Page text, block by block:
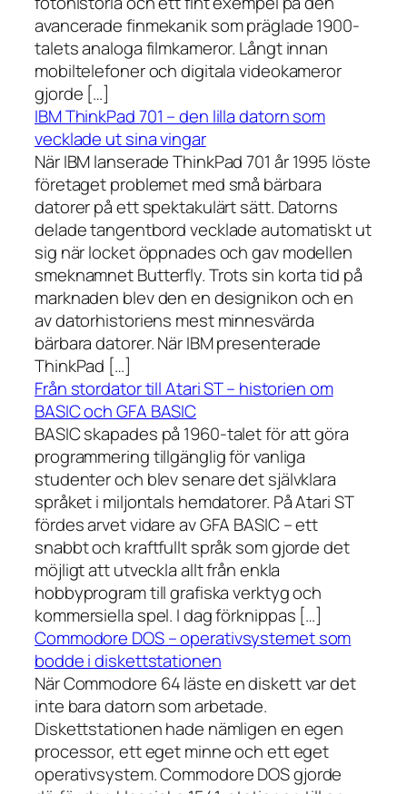
avancerade finmekanik som präglade 1900-
talets analoga filmkameror. Långt innan
mobiltelefoner och digitala videokameror
gjorde […]
IBM ThinkPad 701 – den lilla datorn som
vecklade ut sina vingar
När IBM lanserade ThinkPad 701 år 1995 löste
företaget problemet med små bärbara
datorer på ett spektakulärt sätt. Datorns
delade tangentbord vecklade automatiskt ut
sig när locket öppnades och gav modellen
smeknamnet Butterfly. Trots sin korta tid på
marknaden blev den en designikon och en
av datorhistoriens mest minnesvärda
bärbara datorer. När IBM presenterade
ThinkPad […]
Från stordator till Atari ST – historien om
BASIC och GFA BASIC
BASIC skapades på 1960-talet för att göra
programmering tillgänglig för vanliga
studenter och blev senare det självklara
språket i miljontals hemdatorer. På Atari ST
fördes arvet vidare av GFA BASIC – ett
snabbt och kraftfullt språk som gjorde det
möjligt att utveckla allt från enkla
hobbyprogram till grafiska verktyg och
kommersiella spel. I dag förknippas […]
Commodore DOS – operativsystemet som
bodde i diskettstationen
När Commodore 64 läste en diskett var det
inte bara datorn som arbetade.
Diskettstationen hade nämligen en egen
processor, ett eget minne och ett eget
operativsystem. Commodore DOS gjorde